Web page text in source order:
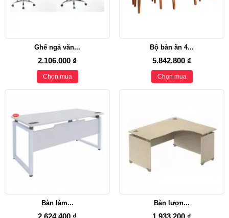
Ghế ngả văn...
2.106.000 ₫
Chọn mua
Bộ bàn ăn 4...
5.842.800 ₫
Chọn mua
Bàn làm... Bàn lượn...